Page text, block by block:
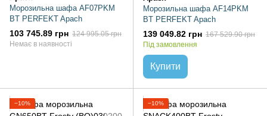
Морозильна шафа AF07PKM
BT PERFEKT Apach
103 745.89 грн 124 995.05 грн
Немає в наявності
Морозильна шафа AF14PKM
BT PERFEKT Apach
139 049.82 грн 167 529.90 грн
Під замовлення
Купити
−10% −10%